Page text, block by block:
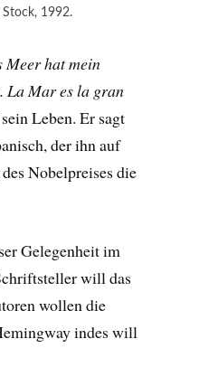
1992.
Meer hat mein
. La Mar es la gran
Leben. Er sagt
der ihn auf
Nobelpreises die
Gelegenheit im
will das
wollen die
indes will